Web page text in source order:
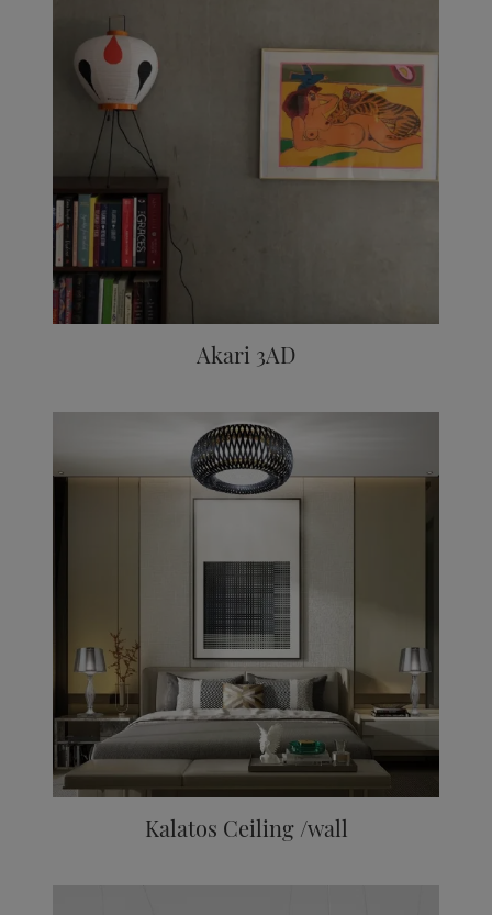
Akari 3AD
Kalatos Ceiling /wall